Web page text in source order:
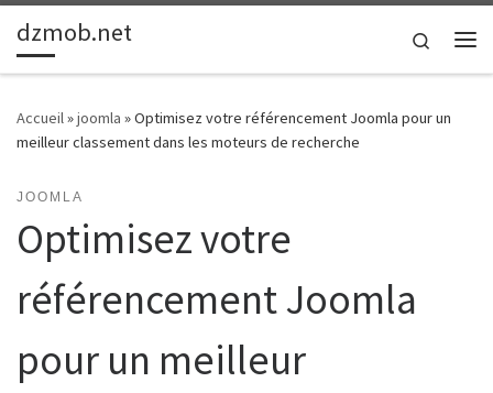
Passer au contenu
dzmob.net
Search
Accueil»joomla »Optimisez votre référencement Joomla pour un
meilleur classement dans les moteurs de recherche
JOOMLA
Optimisez votre
référencement Joomla
pour un meilleur